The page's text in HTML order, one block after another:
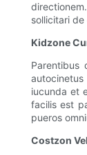
sollicitari
Kidzone
Parentibus
iucunda et
facilis est
pueros
Costzon